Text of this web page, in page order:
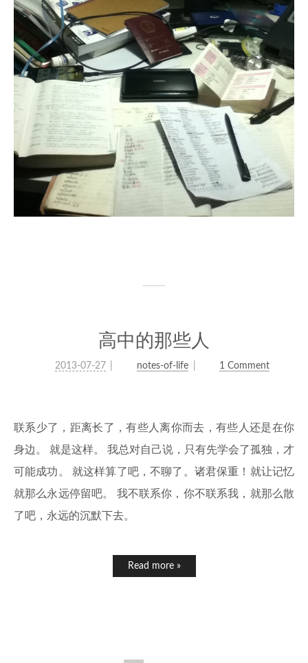
高中的那些人
2013-07-27 notes-of-life 1 Comment
联系少了，距离长了，有些人离你而去，有些人还是在你
身边。 就是这样。 我总对自己说，只有先学会了孤独，才
可能成功。 就这样算了吧，不聊了。诸君保重！就让记忆
就那么永远停留吧。 我不联系你，你不联系我，就那么散
了吧，永远的沉默下去。
Read more »